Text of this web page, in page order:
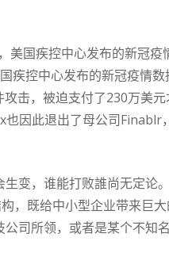
美国疾控中心发布的新冠疫
疾控中心发布的新冠疫情数
击，被迫支付了230万美
因此退出了母公司Finablr
变，谁能打败誰尚无定论
，既给中小型企业带来巨
司所领，或者是某个不知名